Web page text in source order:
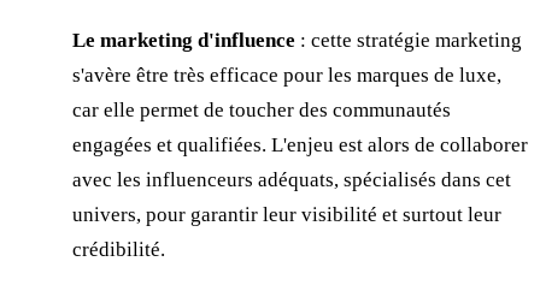
Le marketing d'influence : cette stratégie marketing
s'avère être très efficace pour les marques de luxe,
car elle permet de toucher des communautés
engagées et qualifiées. L'enjeu est alors de collaborer
avec les influenceurs adéquats, spécialisés dans cet
univers, pour garantir leur visibilité et surtout leur
crédibilité.